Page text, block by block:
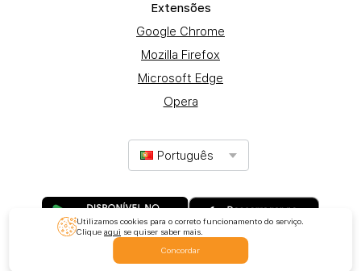
Extensões
Google Chrome
Mozilla Firefox
Microsoft Edge
Opera
Português
© 2017-2025 Promotion Ltd. Todos os direitos reservados.
Utilizamos cookies para o correto funcionamento do serviço.
Clique aqui se quiser saber mais.
Concordar